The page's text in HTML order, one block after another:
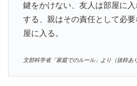
鍵をかけない、友人は部屋に
する、親はその責任として必
屋に入る。
文部科学省「家庭でのルール」より（抜粋あ